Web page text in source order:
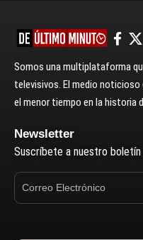
Somos una multiplataforma
televisivos. El medio noticioso
el menor tiempo en la historia
Newsletter
Suscríbete a nuestro